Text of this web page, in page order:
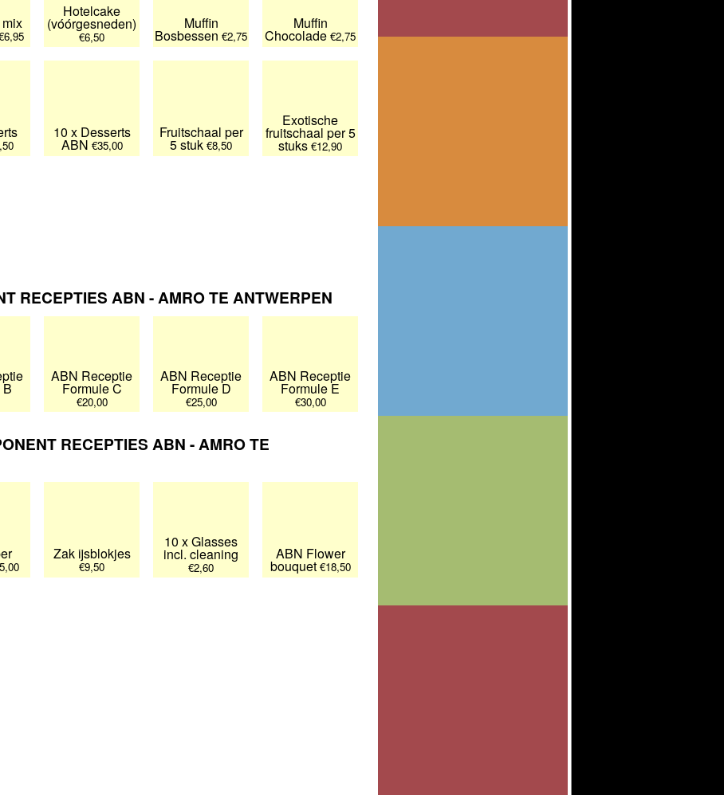
Hotelcake
(vóórgesneden)
€6,50
Muffin
Bosbessen €2,75
Muffin
Chocolade €2,75
10 x Desserts
ABN €35,00
Fruitschaal per
5 stuk €8,50
Exotische
fruitschaal per 5
stuks €12,90
RECEPTIES ABN - AMRO TE ANTWERPEN
ABN Receptie
Formule C
€20,00
ABN Receptie
Formule D
€25,00
ABN Receptie
Formule E
€30,00
RECEPTIES ABN - AMRO TE
Zak ijsblokjes
€9,50
10 x Glasses
incl. cleaning
€2,60
ABN Flower
bouquet €18,50